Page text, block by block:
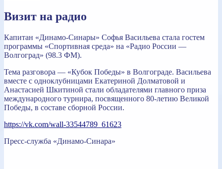
Визит на радио
Капитан «Динамо-Синары» Софья Васильева стала гостем
программы «Спортивная среда» на «Радио России —
Волгоград» (98.3 ФМ).
Тема разговора — «Кубок Победы» в Волгограде. Васильева
вместе с одноклубницами Екатериной Долматовой и
Анастасией Шкитиной стали обладателями главного приза
международного турнира, посвященного 80-летию Великой
Победы, в составе сборной России.
https://vk.com/wall-33544789_61623
Пресс-служба «Динамо-Синара»